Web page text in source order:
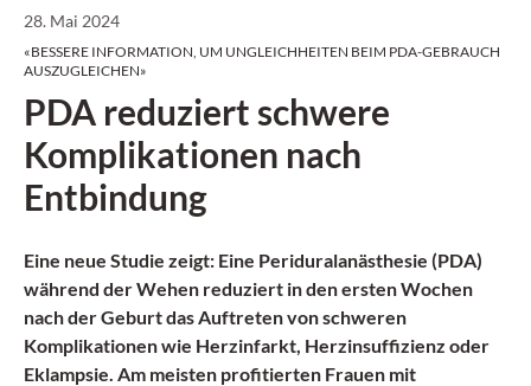
28. Mai 2024
«BESSERE INFORMATION, UM UNGLEICHHEITEN BEIM PDA-GEBRAUCH
AUSZUGLEICHEN»
PDA reduziert schwere
Komplikationen nach
Entbindung
Eine neue Studie zeigt: Eine Periduralanästhesie (PDA)
während der Wehen reduziert in den ersten Wochen
nach der Geburt das Auftreten von schweren
Komplikationen wie Herzinfarkt, Herzinsuffizienz oder
Eklampsie. Am meisten profitierten Frauen mit